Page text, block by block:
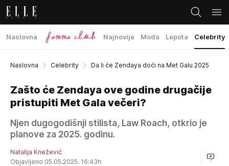
Naslovna Najnovije Moda Lepota Celebrity
Naslovna Celebrity Da li će Zendaya doći na Met Galu 2025
Zašto će Zendaya ove godine drugačije
pristupiti Met Gala večeri?
Njen dugogodišnji stilista, Law Roach, otkrio je
planove za 2025. godinu.
Natalija Knežević
Objavljeno 05.05.2025. 16:43h